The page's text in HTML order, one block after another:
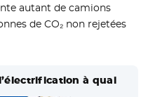
autant de camions
de CO₂ non rejetées
à quai